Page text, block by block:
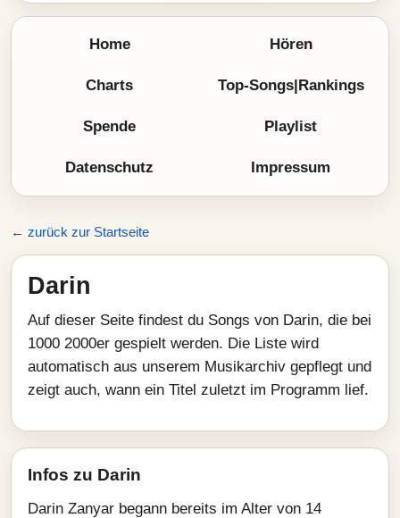
Home Hören
Charts Top-Songs|Rankings
Spende Playlist
Datenschutz Impressum
← zurück zur Startseite
Darin
Auf dieser Seite findest du Songs von Darin, die bei
1000 2000er gespielt werden. Die Liste wird
automatisch aus unserem Musikarchiv gepflegt und
zeigt auch, wann ein Titel zuletzt im Programm lief.
Infos zu Darin
Darin Zanyar begann bereits im Alter von 14